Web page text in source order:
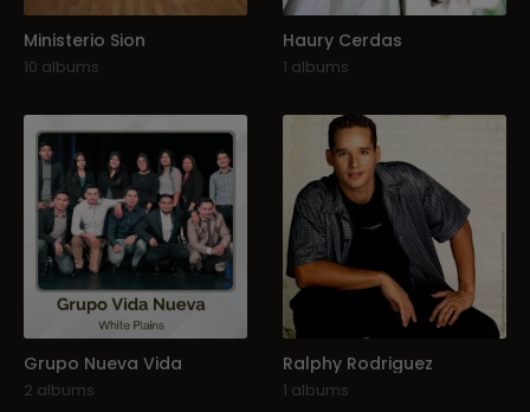
Ministerio Sion
10 albums
Haury Cerdas
1 albums
Grupo Nueva Vida
2 albums
Ralphy Rodriguez
1 albums